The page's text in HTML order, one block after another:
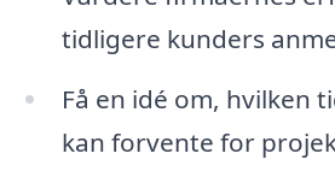
tidligere kunders
Få en idé om, hvilken
kan forvente for